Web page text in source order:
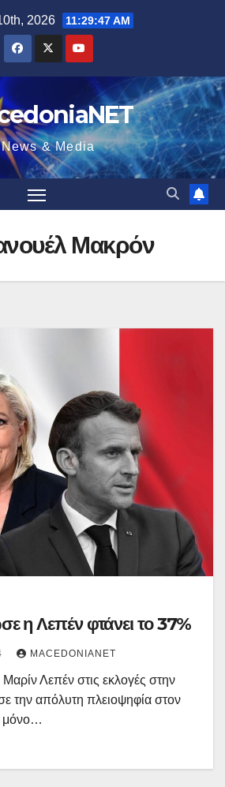
2026 11:29:48 AM
News & Media
Μακρόν
η Λεπέν φτάνει το 37%
MACEDONIANET
Λεπέν στις εκλογές στην
την απόλυτη πλειοψηφία στον
μόνο…